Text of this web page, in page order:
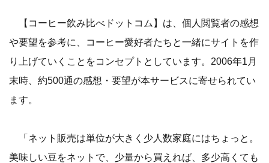
【コーヒー飲み比べドットコム】は、個人閲覧者の感想
や要望を参考に、コーヒー愛好者たちと一緒にサイトを作
り上げていくことをコンセプトとしています。2006年1月
末時、約500通の感想・要望が本サービスに寄せられてい
ます。
「ネット販売は単位が大きく少人数家庭にはちょっと。
美味しい豆をネットで、少量から買えれば、多少高くても